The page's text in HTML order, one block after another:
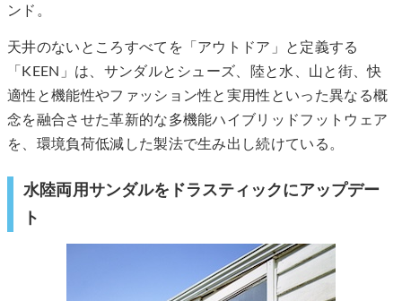
ンド。
天井のないところすべてを「アウトドア」と定義する
「KEEN」は、サンダルとシューズ、陸と水、山と街、快
適性と機能性やファッション性と実用性といった異なる概
念を融合させた革新的な多機能ハイブリッドフットウェア
を、環境負荷低減した製法で生み出し続けている。
水陸両用サンダルをドラスティックにアップデー
ト